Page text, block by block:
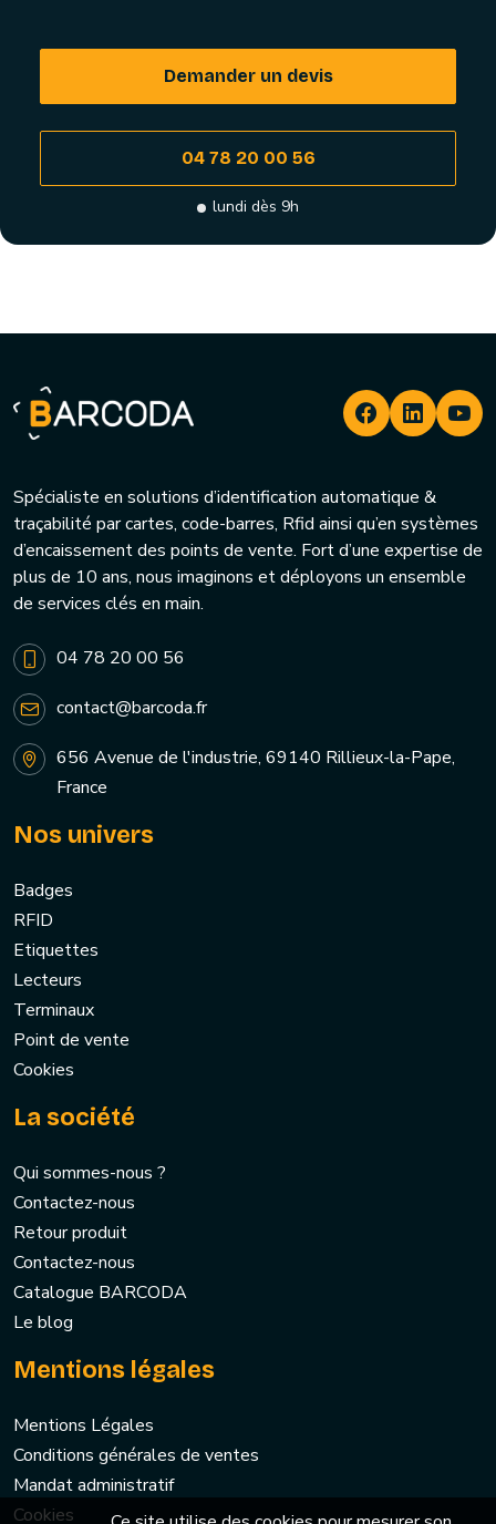
Demander un devis
04 78 20 00 56
lundi dès 9h
Spécialiste en solutions d’identification automatique &
traçabilité par cartes, code-barres, Rfid ainsi qu’en systèmes
d’encaissement des points de vente. Fort d’une expertise de
plus de 10 ans, nous imaginons et déployons un ensemble
de services clés en main.
04 78 20 00 56
contact@barcoda.fr
656 Avenue de l'industrie, 69140 Rillieux-la-Pape,
France
Nos univers
Badges
RFID
Etiquettes
Lecteurs
Terminaux
Point de vente
Cookies
La société
Qui sommes-nous ?
Contactez-nous
Retour produit
Contactez-nous
Catalogue BARCODA
Le blog
Mentions légales
Mentions Légales
Conditions générales de ventes
Mandat administratif
Cookies